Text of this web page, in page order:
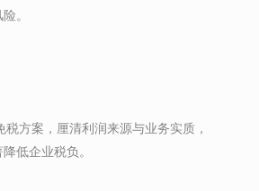
。
方案，厘清利润来源与业务实质，
低企业税负。